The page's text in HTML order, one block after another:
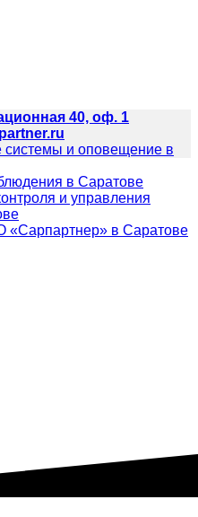
и оповещение в
в Саратове
и управления
«Сарпартнер» в Саратове
40, оф. 1